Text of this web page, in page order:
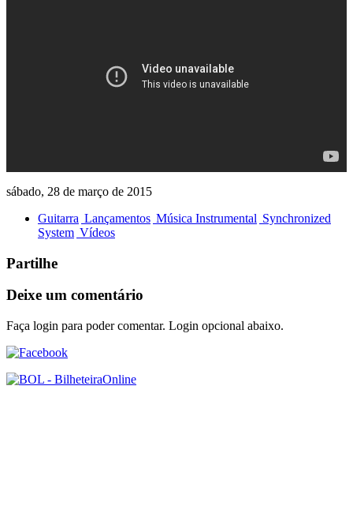
sábado, 28 de março de 2015
Guitarra Lançamentos Música Instrumental Synchronized
System Vídeos
Partilhe
Deixe um comentário
Faça login para poder comentar. Login opcional abaixo.